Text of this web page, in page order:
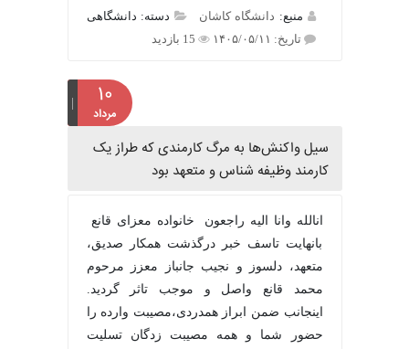
منبع:دانشگاه کاشان
دسته: دانشگاهی
تاریخ: ۱۴۰۵/۰۵/۱۱
15 بازدید
مرداد
سیل واکنش‌ها به مرگ کارمندی که طراز یک
کارمند وظیفه شناس و متعهد بود
انالله وانا الیه راجعون خانواده معزای قانع
بانهایت تاسف خبر درگذشت همکار صدیق،
متعهد، دلسوز و نجیب جانباز معزز مرحوم
محمد قانع واصل و موجب تاثر گردید.
اینجانب ضمن ابراز همدردی،مصیبت وارده را
حضور شما و همه مصیبت زدگان تسلیت